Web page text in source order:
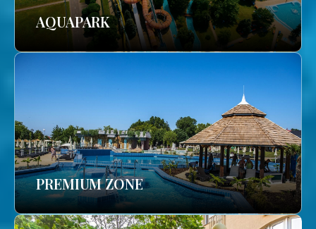
AQUAPARK
PREMIUM ZONE